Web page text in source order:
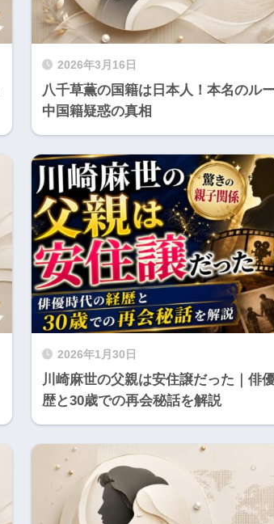
2026年3月16日
八千草薫の国籍は日本人！本名のル
中国籍疑惑の真相
2026年1月30日
川崎麻世の父親は安住譲だった｜俳
歴と30歳での再会秘話を解説